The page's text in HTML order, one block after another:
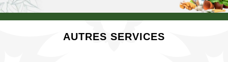
AUTRES SERVICES